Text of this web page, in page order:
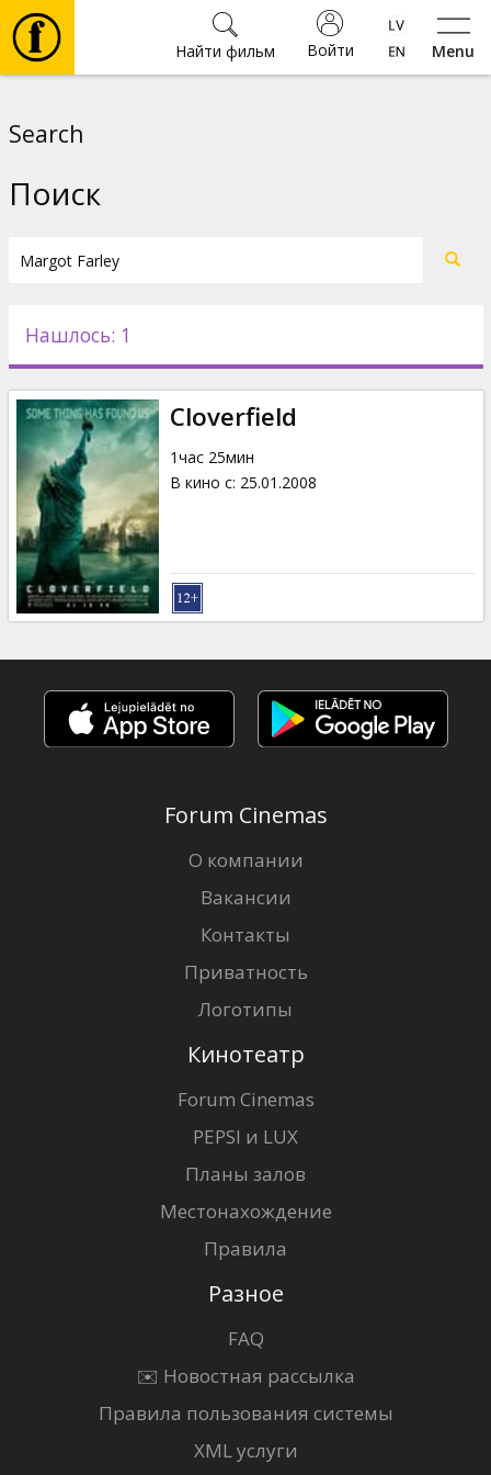
Menu
Войти
Найти фильм
Новости
Подарки
Кинозакуски
B2B
Клуб
Search
Поиск
Нашлось: 1
Cloverfield
1час 25мин
В кино с: 25.01.2008
Forum Cinemas
О компании
Вакансии
Контакты
Приватность
Логотипы
Кинотеатр
Forum Cinemas
PEPSI и LUX
Планы залов
Местонахождение
Правила
Разное
FAQ
✉️ Новостная рассылка
Правила пользования системы
XML услуги